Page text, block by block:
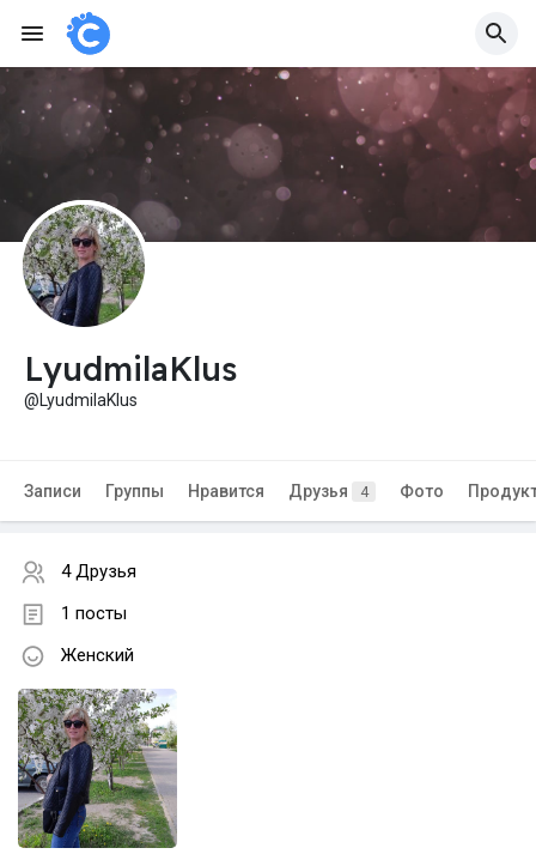
LyudmilaKlus
@LyudmilaKlus
Записи Группы Нравится Друзья 4 Фото
4 Друзья
1 посты
Женский